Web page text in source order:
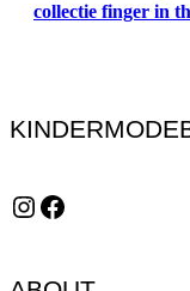
collectie finger in
Instagram Facebook